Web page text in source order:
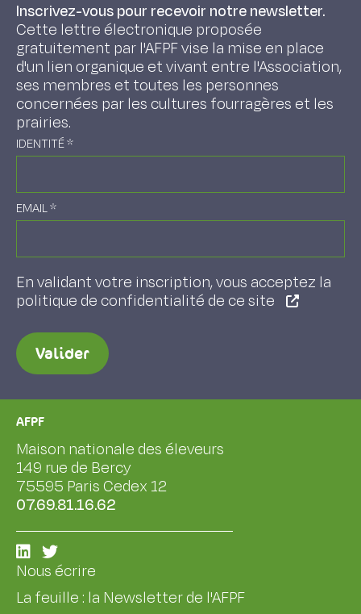
Inscrivez-vous pour recevoir notre newsletter.
Cette lettre électronique proposée
gratuitement par l'AFPF vise la mise en place
d'un lien organique et vivant entre l'Association,
ses membres et toutes les personnes
concernées par les cultures fourragères et les
prairies.
IDENTITÉ*
EMAIL*
En validant votre inscription, vous acceptez la
politique de confidentialité de ce site
Valider
AFPF
Maison nationale des éleveurs
149 rue de Bercy
75595 Paris Cedex 12
07.69.81.16.62
Nous écrire
La feuille : la Newsletter de l'AFPF